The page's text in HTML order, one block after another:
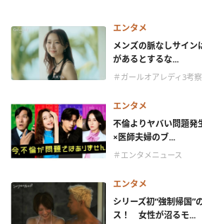
エンタメ
メンズの脈なしサイ
があるとするな...
＃ガールオアレディ3考察
エンタメ
不倫よりヤバい問題
×医師夫婦のブ...
＃エンタメニュース
エンタメ
シリーズ初“強制帰国”
ス！ 女性が沼るモ...